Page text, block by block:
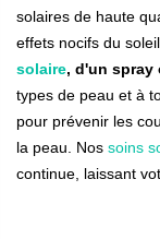
solaires de haute
effets nocifs du
solaire, d'un spray
types de peau et à
pour prévenir les
la peau. Nos soins
continue, laissant